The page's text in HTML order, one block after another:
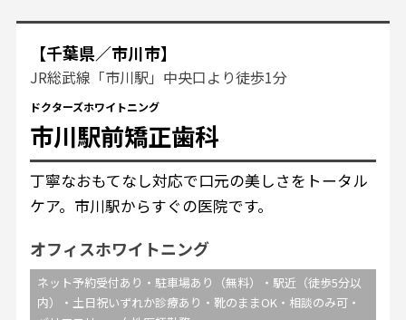
【千葉県／市川市】
JR総武線「市川駅」中央口より徒歩1分
ドクターズホワイトニング
市川駅前矯正歯科
丁寧なおもてなし対応で口元の美しさをトータル
ケア。市川駅からすぐの医院です。
オフィスホワイトニング
ネット予約受付あり・駐車場あり（無料）・駅近（徒歩5分以
内）・土日祝いずれか診療あり・靴のままOK・相談のみ可・